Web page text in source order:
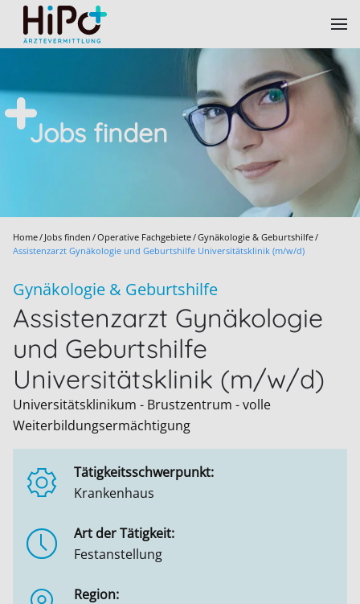
Skip to main content
Jobs finden
Home Jobs finden Operative Fachgebiete Gynäkologie & Geburtshilfe
Assistenzarzt Gynäkologie und Geburtshilfe Universitätsklinik (m/w/d)
Gynäkologie & Geburtshilfe
Assistenzarzt Gynäkologie
und Geburtshilfe
Universitätsklinik (m/w/d)
Universitätsklinikum - Brustzentrum - volle
Weiterbildungsermächtigung
Tätigkeitsschwerpunkt:
Krankenhaus
Art der Tätigkeit:
Festanstellung
Region: